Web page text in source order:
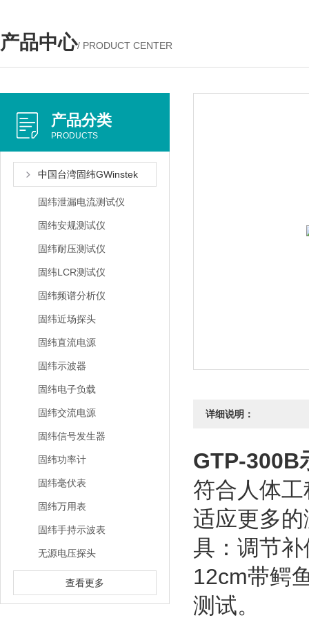
产品中心/ PRODUCT CENTER
产品分类
PRODUCTS
中国台湾固纬GWinstek
固纬泄漏电流测试仪
固纬安规测试仪
固纬耐压测试仪
固纬LCR测试仪
固纬频谱分析仪
固纬近场探头
固纬直流电源
固纬示波器
固纬电子负载
固纬交流电源
固纬信号发生器
固纬功率计
固纬毫伏表
固纬万用表
固纬手持示波表
无源电压探头
查看更多
详细说明：
GTP-300B
符合人体
适应更多
具：调节
12cm带鳄
测试。